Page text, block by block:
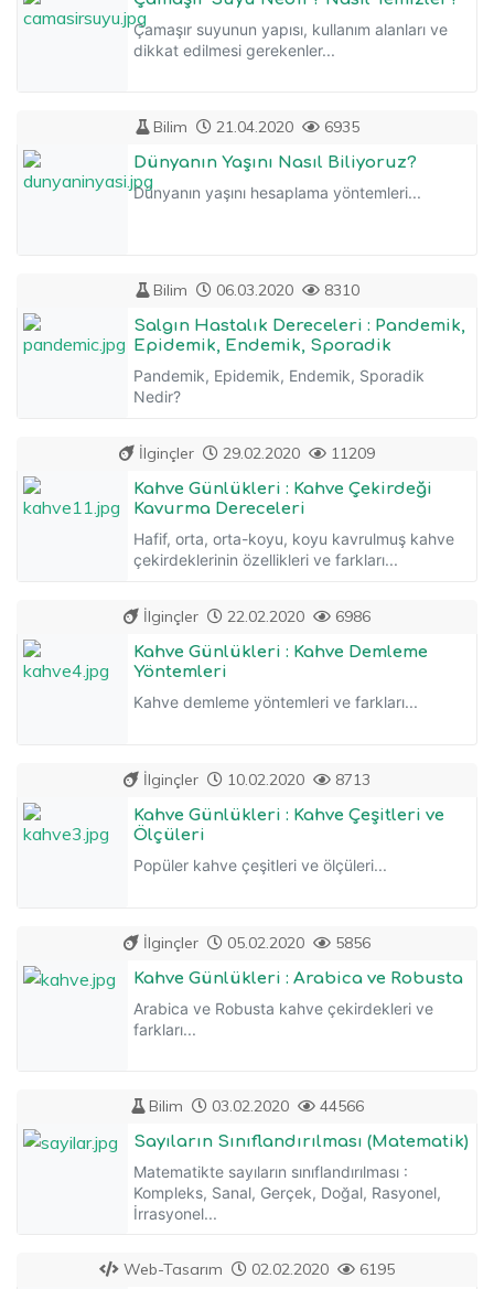
Çamaşır suyunun yapısı, kullanım alanları ve
dikkat edilmesi gerekenler...
Bilim 21.04.2020 6935
Dünyanın Yaşını Nasıl Biliyoruz?
Dünyanın yaşını hesaplama yöntemleri...
Bilim 06.03.2020 8310
Salgın Hastalık Dereceleri : Pandemik,
Epidemik, Endemik, Sporadik
Pandemik, Epidemik, Endemik, Sporadik
Nedir?
İlginçler 29.02.2020 11209
Kahve Günlükleri : Kahve Çekirdeği
Kavurma Dereceleri
Hafif, orta, orta-koyu, koyu kavrulmuş kahve
çekirdeklerinin özellikleri ve farkları...
İlginçler 22.02.2020 6986
Kahve Günlükleri : Kahve Demleme
Yöntemleri
Kahve demleme yöntemleri ve farkları...
İlginçler 10.02.2020 8713
Kahve Günlükleri : Kahve Çeşitleri ve
Ölçüleri
Popüler kahve çeşitleri ve ölçüleri...
İlginçler 05.02.2020 5856
Kahve Günlükleri : Arabica ve Robusta
Arabica ve Robusta kahve çekirdekleri ve
farkları...
Bilim 03.02.2020 44566
Sayıların Sınıflandırılması (Matematik)
Matematikte sayıların sınıflandırılması :
Kompleks, Sanal, Gerçek, Doğal, Rasyonel,
İrrasyonel...
Web-Tasarım 02.02.2020 6195